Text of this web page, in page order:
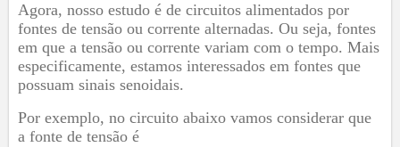
Agora, nosso estudo é de circuitos alimentados por
fontes de tensão ou corrente alternadas. Ou seja, fontes
em que a tensão ou corrente variam com o tempo. Mais
especificamente, estamos interessados em fontes que
possuam sinais senoidais.
Por exemplo, no circuito abaixo vamos considerar que
a fonte de tensão é